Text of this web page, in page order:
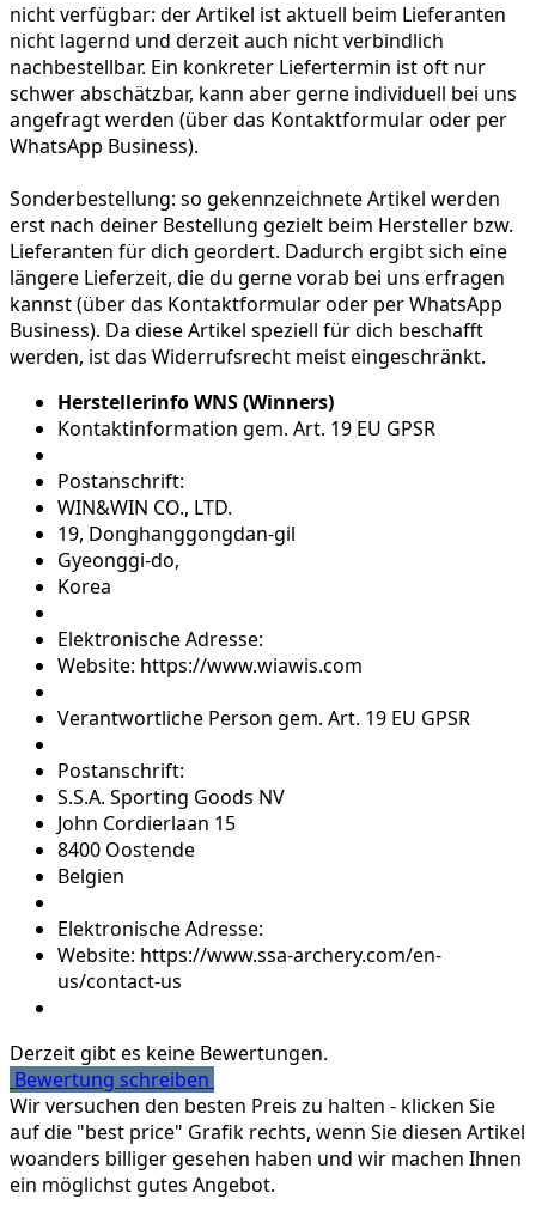
nicht verfügbar: der Artikel ist aktuell beim Lieferanten
nicht lagernd und derzeit auch nicht verbindlich
nachbestellbar. Ein konkreter Liefertermin ist oft nur
schwer abschätzbar, kann aber gerne individuell bei uns
angefragt werden (über das Kontaktformular oder per
WhatsApp Business).
Sonderbestellung: so gekennzeichnete Artikel werden
erst nach deiner Bestellung gezielt beim Hersteller bzw.
Lieferanten für dich geordert. Dadurch ergibt sich eine
längere Lieferzeit, die du gerne vorab bei uns erfragen
kannst (über das Kontaktformular oder per WhatsApp
Business). Da diese Artikel speziell für dich beschafft
werden, ist das Widerrufsrecht meist eingeschränkt.
Herstellerinfo WNS (Winners)
Kontaktinformation gem. Art. 19 EU GPSR
Postanschrift:
WIN&WIN CO., LTD.
19, Donghanggongdan-gil
Gyeonggi-do,
Korea
Elektronische Adresse:
Website: https://www.wiawis.com
Verantwortliche Person gem. Art. 19 EU GPSR
Postanschrift:
S.S.A. Sporting Goods NV
John Cordierlaan 15
8400 Oostende
Belgien
Elektronische Adresse:
Website: https://www.ssa-archery.com/en-
us/contact-us
Derzeit gibt es keine Bewertungen.
Bewertung schreiben
Wir versuchen den besten Preis zu halten - klicken Sie
auf die "best price" Grafik rechts, wenn Sie diesen Artikel
woanders billiger gesehen haben und wir machen Ihnen
ein möglichst gutes Angebot.